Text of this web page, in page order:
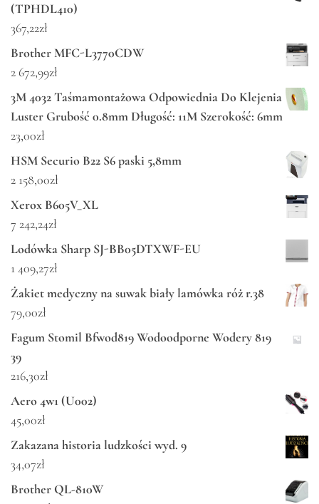
(TPHDL410)
367,22zł
Brother MFC-L3770CDW
2 672,99zł
3M 4032 Taśmamontażowa Odpowiednia Do Klejenia
Luster Grubość 0.8mm Długość: 11M Szerokość: 6mm
23,00zł
HSM Securio B22 S6 paski 5,8mm
2 158,00zł
Xerox B605V_XL
7 242,24zł
Lodówka Sharp SJ-BB05DTXWF-EU
1 409,27zł
Żakiet medyczny na suwak biały lamówka róż r.38
79,00zł
Fagum Stomil Bfwod819 Wodoodporne Wodery 819
39
216,30zł
Aero 4w1 (U002)
45,00zł
Zakazana historia ludzkości wyd. 9
34,07zł
Brother QL-810W